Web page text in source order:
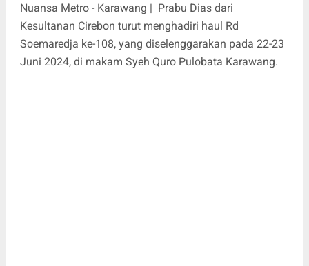
Nuansa Metro - Karawang | Prabu Dias dari
Kesultanan Cirebon turut menghadiri haul Rd
Soemaredja ke-108, yang diselenggarakan pada 22-23
Juni 2024, di makam Syeh Quro Pulobata Karawang.